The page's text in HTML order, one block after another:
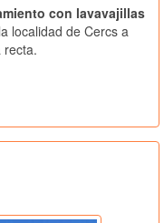
con lavavajillas
localidad de Cercs a
recta.